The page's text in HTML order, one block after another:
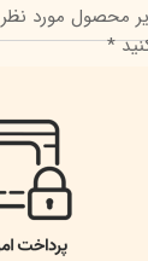
محصول مورد نظر
*